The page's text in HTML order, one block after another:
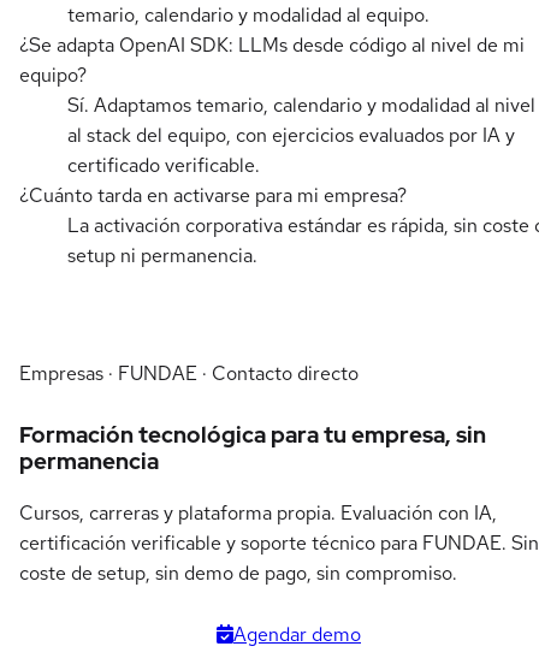
temario, calendario y modalidad al equipo.
¿Se adapta OpenAI SDK: LLMs desde código al nivel de mi
equipo?
Sí. Adaptamos temario, calendario y modalidad al
al stack del equipo, con ejercicios evaluados por IA y
certificado verificable.
¿Cuánto tarda en activarse para mi empresa?
La activación corporativa estándar es rápida, sin coste
setup ni permanencia.
Empresas · FUNDAE · Contacto directo
Formación tecnológica para tu empresa, sin
permanencia
Cursos, carreras y plataforma propia. Evaluación con IA,
certificación verificable y soporte técnico para FUNDAE. Sin
coste de setup, sin demo de pago, sin compromiso.
Agendar demo